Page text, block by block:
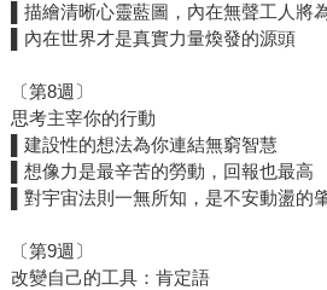
▌描繪清晰心靈藍圖，內在無聲工人將
▌內在世界才是真實力量煥發的源頭
〔第8週〕
思考主宰你的行動
▌建設性的想法為你連結無窮智慧
▌想像力是最辛苦的勞動，回報也最高
▌對宇宙法則一無所知，是不安動盪的
〔第9週〕
改變自己的工具：肯定語